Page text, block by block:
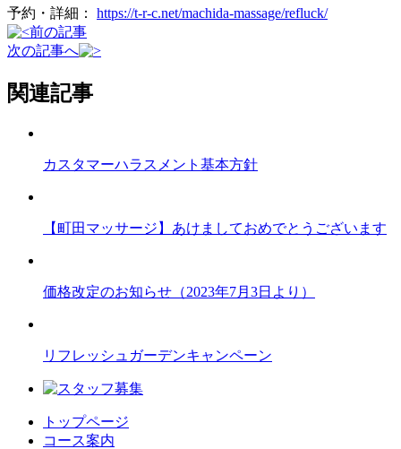
予約・詳細： https://t-r-c.net/machida-massage/refluck/
前の記事
次の記事へ
関連記事
カスタマーハラスメント基本方針
【町田マッサージ】あけましておめでとうございます
価格改定のお知らせ（2023年7月3日より）
リフレッシュガーデンキャンペーン
トップページ
コース案内